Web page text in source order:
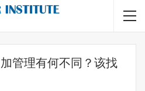
管理有何不同？该找